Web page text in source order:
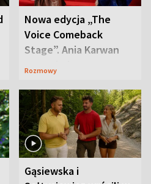
Nowa edycja „The
Voice Comeback
Stage”. Ania Karwan
zapowiada
Rozmowy
Gąsiewska i